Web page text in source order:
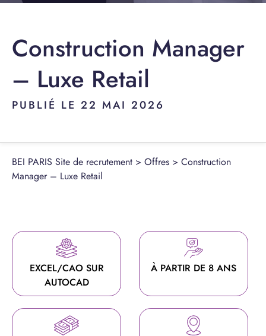
Construction Manager
– Luxe Retail
PUBLIÉ LE 22 MAI 2026
BEI PARIS Site de recrutement > Offres > Construction
Manager – Luxe Retail
EXCEL/CAO SUR
AUTOCAD
À PARTIR DE 8 ANS